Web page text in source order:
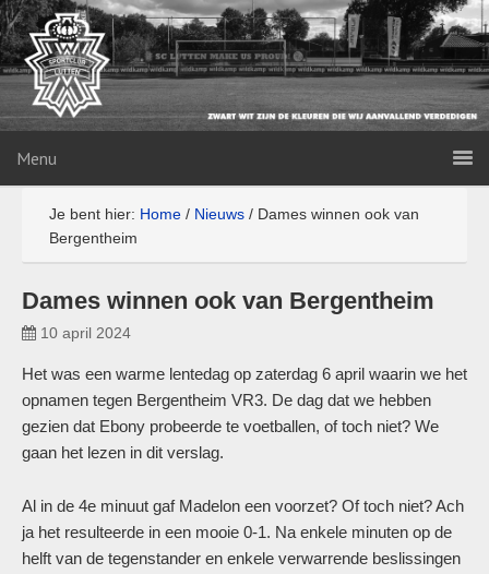
Menu
Je bent hier: Home / Nieuws / Dames winnen ook van
Bergentheim
Dames winnen ook van Bergentheim
10 april 2024
Het was een warme lentedag op zaterdag 6 april waarin we het
opnamen tegen Bergentheim VR3. De dag dat we hebben
gezien dat Ebony probeerde te voetballen, of toch niet? We
gaan het lezen in dit verslag.
Al in de 4e minuut gaf Madelon een voorzet? Of toch niet? Ach
ja het resulteerde in een mooie 0-1. Na enkele minuten op de
helft van de tegenstander en enkele verwarrende beslissingen